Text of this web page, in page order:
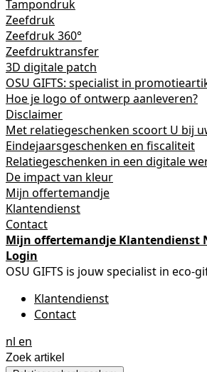
Tampondruk
Zeefdruk
Zeefdruk 360°
Zeefdruktransfer
3D digitale patch
OSU GIFTS: specialist in
Hoe je logo of ontwerp aanleveren?
Disclaimer
Met relatiegeschenken scoort U bij
Eindejaarsgeschenken en fiscaliteit
Relatiegeschenken in een digitale
De impact van kleur
Mijn offertemandje
Klantendienst
Contact
Mijn offertemandje Klantendienst
Login
OSU GIFTS is jouw specialist in eco-
Klantendienst
Contact
nl en